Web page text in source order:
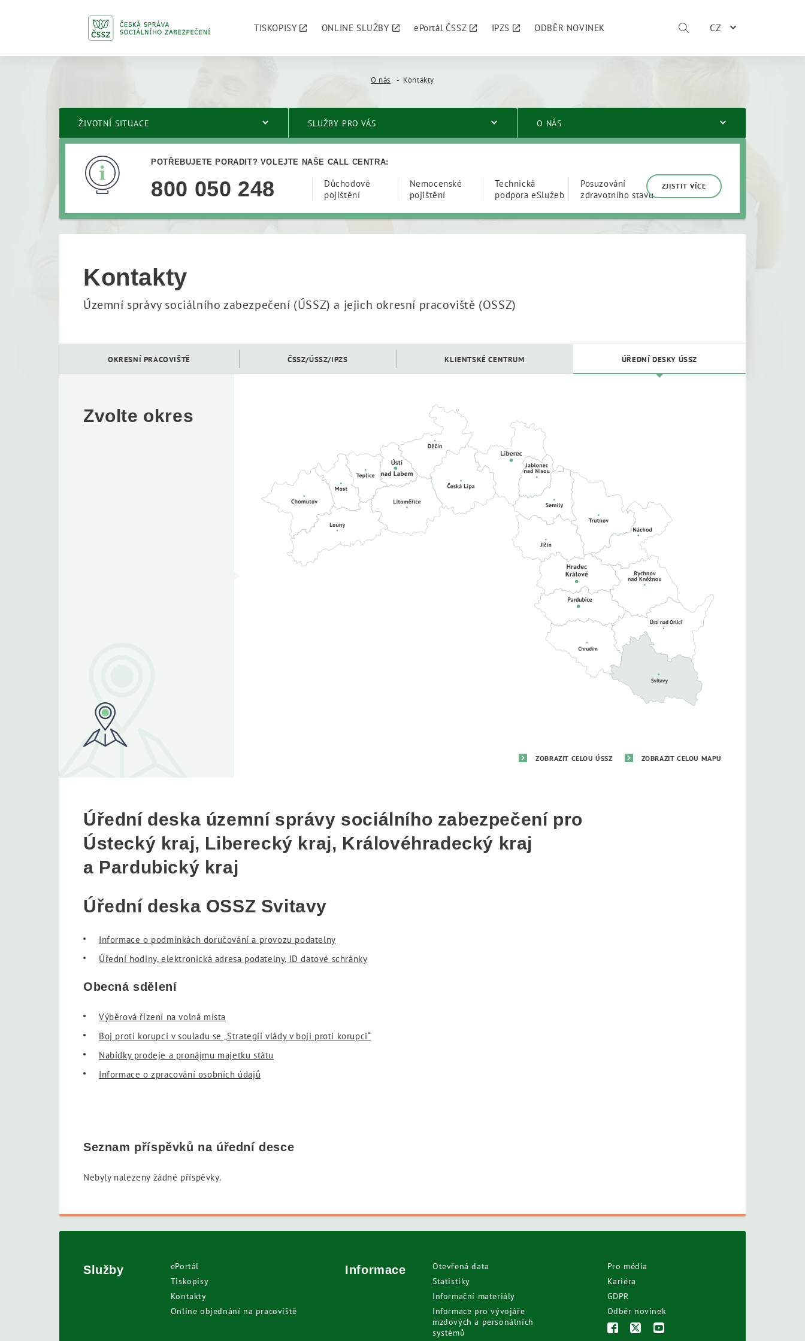
TISKOPISY ONLINE SLUŽBY ePortál ČSSZ IPZS ODBĚR NOVINEK CZ
O nás Kontakty
ŽIVOTNÍ SITUACE SLUŽBY PRO VÁS O NÁS
POTŘEBUJETE PORADIT? VOLEJTE NAŠE CALL CENTRA:
800 050 248
Důchodové
pojištění
Nemocenské
pojištění
Technická
podpora eSlužeb
Posuzování
zdravotního stavu
ZJISTIT VÍCE
Kontakty
Územní správy sociálního zabezpečení (ÚSSZ) a jejich okresní pracoviště (OSSZ)
OKRESNÍ PRACOVIŠTĚ ČSSZ/ÚSSZ/IPZS KLIENTSKÉ CENTRUM ÚŘEDNÍ DESKY ÚSSZ
Zvolte okres
ZOBRAZIT CELOU MAPU
ZOBRAZIT CELOU ÚSSZ
Úřední deska územní správy sociálního zabezpečení pro
Ústecký kraj, Liberecký kraj, Královéhradecký kraj
a Pardubický kraj
Úřední deska OSSZ Svitavy
Informace o podmínkách doručování a provozu podatelny
Úřední hodiny, elektronická adresa podatelny, ID datové schránky
Obecná sdělení
Výběrová řízení na volná místa
Boj proti korupci v souladu se „Strategií vlády v boji proti korupci“
Nabídky prodeje a pronájmu majetku státu
Informace o zpracování osobních údajů
Seznam příspěvků na úřední desce
Nebyly nalezeny žádné příspěvky.
Služby
ePortál
Tiskopisy
Kontakty
Online objednání na pracoviště
Informace
Otevřená data
Statistiky
Informační materiály
Informace pro vývojáře
mzdových a personálních
systémů
Pro média
Kariéra
GDPR
Odběr novinek